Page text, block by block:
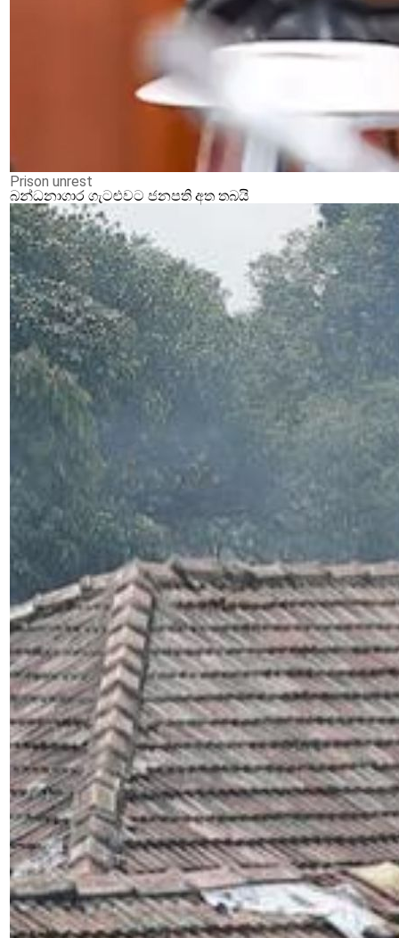
Prison unrest
බන්ධනාගාර ගැටළුවට ජනපති අත තබයි